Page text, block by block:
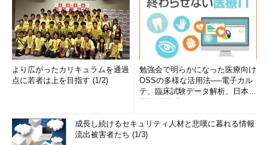
より広がったカリキュラムを通過
点に若者は上を目指す (1/2)
勉強会で明らかになった医療向け
OSSの多様な活用法──電子カル
テ、臨床試験データ解析、日本語
成長し続けるセキュリティ人材と悲嘆に暮れる情報
流出被害者たち (1/3)